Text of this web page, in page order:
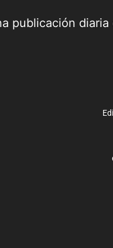
publicación